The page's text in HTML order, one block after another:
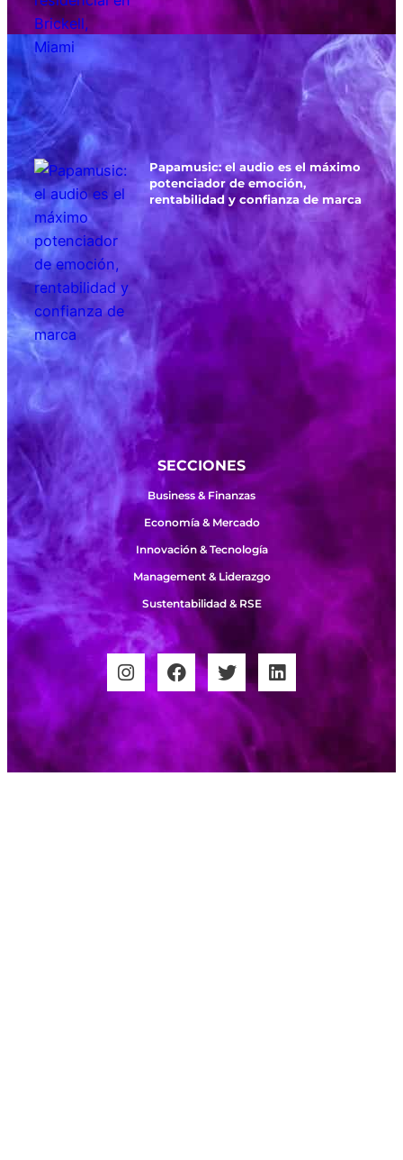
Papamusic: el audio es el máximo
potenciador de emoción,
rentabilidad y confianza de marca
SECCIONES
Business & Finanzas
Economía & Mercado
Innovación & Tecnología
Management & Liderazgo
Sustentabilidad & RSE